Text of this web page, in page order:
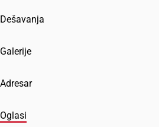
Dešavanja
Galerije
Adresar
Oglasi